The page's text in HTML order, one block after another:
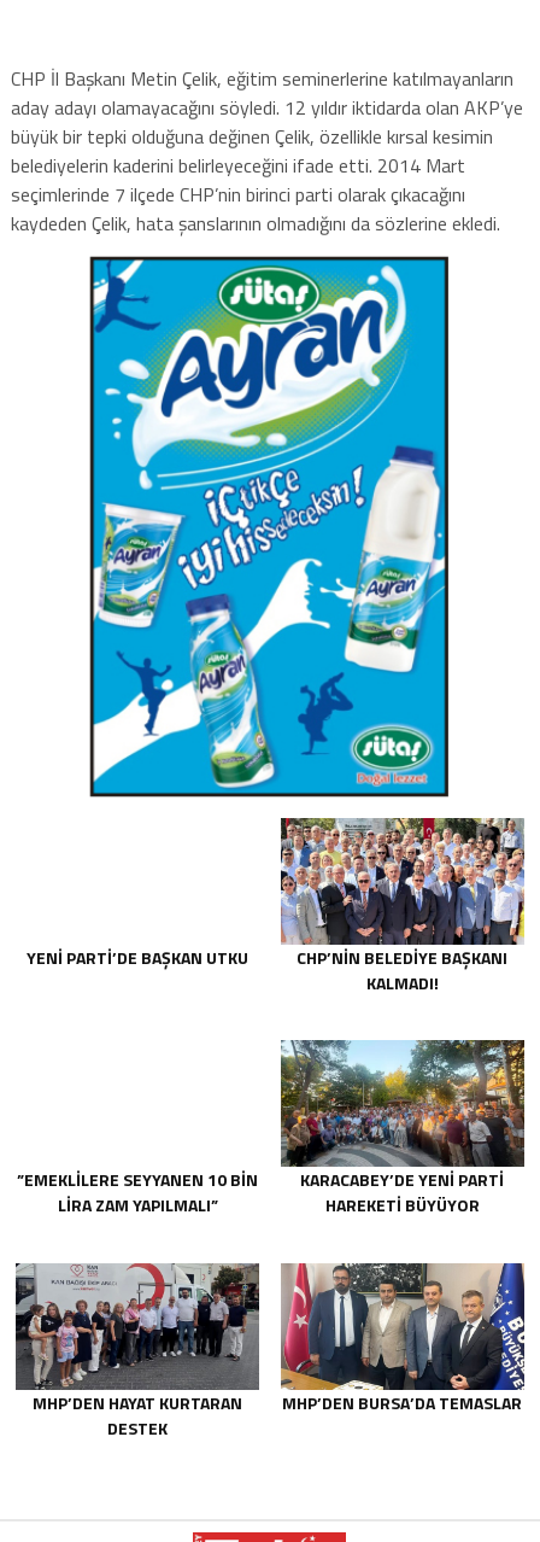
CHP İl Başkanı Metin Çelik, eğitim seminerlerine katılmayanların
aday adayı olamayacağını söyledi. 12 yıldır iktidarda olan AKP’ye
büyük bir tepki olduğuna değinen Çelik, özellikle kırsal kesimin
belediyelerin kaderini belirleyeceğini ifade etti. 2014 Mart
seçimlerinde 7 ilçede CHP’nin birinci parti olarak çıkacağını
kaydeden Çelik, hata şanslarının olmadığını da sözlerine ekledi.
YENİ PARTİ’DE BAŞKAN UTKU
CHP’NİN BELEDİYE BAŞKANI
KALMADI!
”EMEKLİLERE SEYYANEN 10 BİN
LİRA ZAM YAPILMALI”
KARACABEY’DE YENİ PARTİ
HAREKETİ BÜYÜYOR
MHP’DEN HAYAT KURTARAN
DESTEK
MHP’DEN BURSA’DA TEMASLAR